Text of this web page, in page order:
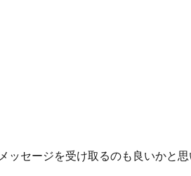
ッセージを受け取るのも良いかと